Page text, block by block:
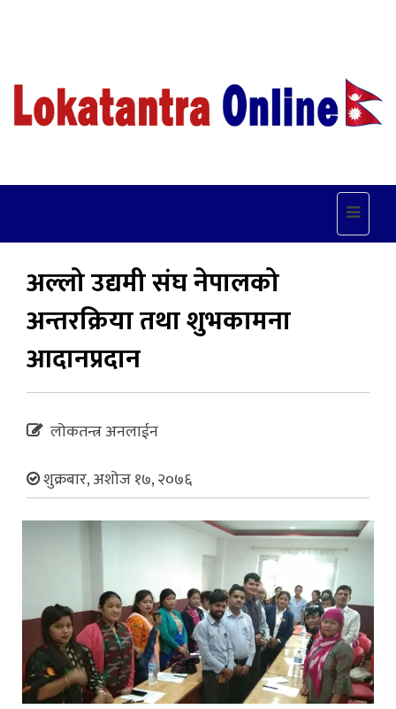
Toggle
अल्लो उद्यमी संघ नेपालको
अन्तरक्रिया तथा शुभकामना
आदानप्रदान
लोकतन्त्र अनलाईन
शुक्रबार, अशोज १७, २०७६